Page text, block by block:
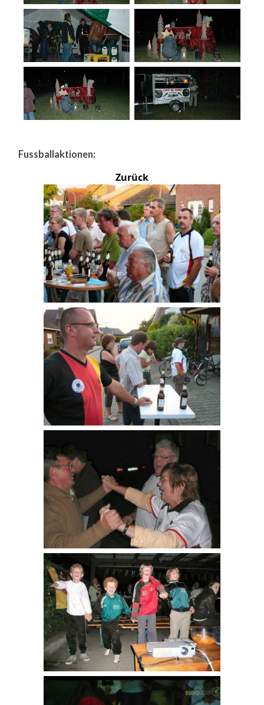
Fussballaktionen:
Zurück